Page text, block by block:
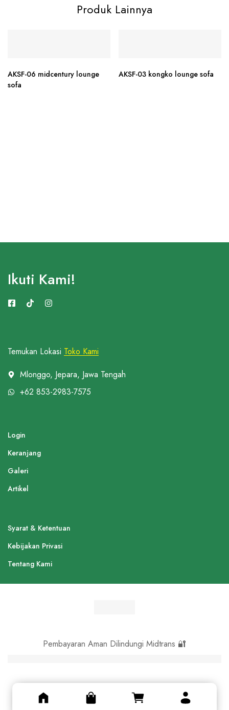
Produk Lainnya
AKSF-06 midcentury lounge
sofa
AKSF-03 kongko lounge sofa
Temukan Lokasi Toko Kami
Mlonggo, Jepara, Jawa Tengah
+62 853-2983-7575
Login
Keranjang
Galeri
Artikel
Syarat & Ketentuan
Kebijakan Privasi
Tentang Kami
Ikuti Kami!
© Asli Kayu 2024
Pembayaran Aman Dilindungi Midtrans 🔐